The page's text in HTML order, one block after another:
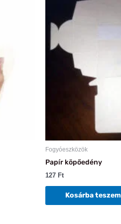
Fogyóeszközök
Papír köpőedény
127 Ft
Kosárba teszem